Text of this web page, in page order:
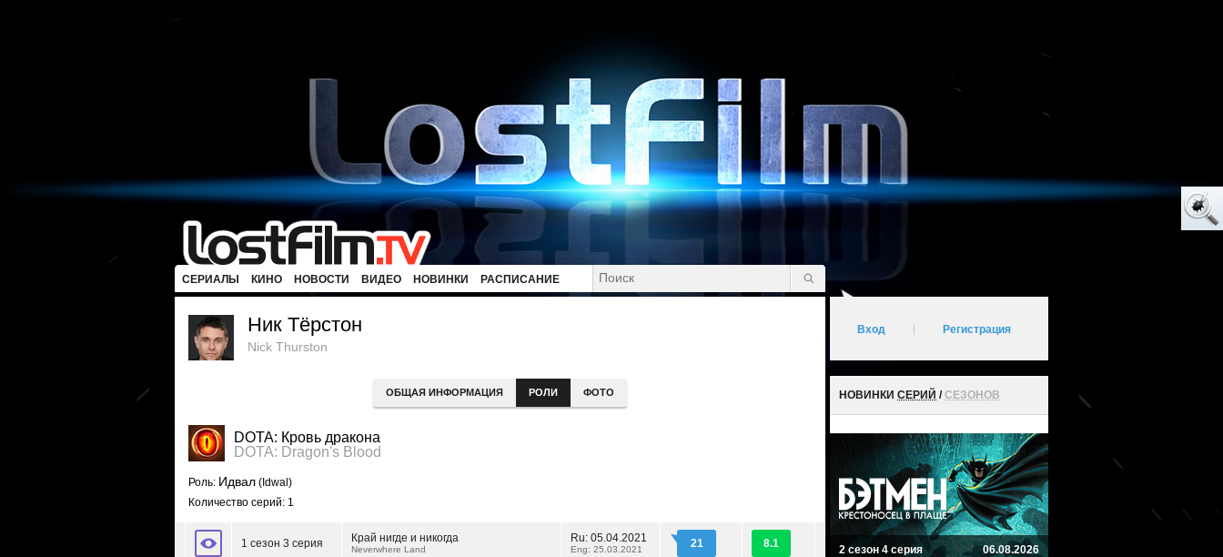
СЕРИАЛЫ КИНО НОВОСТИ ВИДЕО НОВИНКИ РАСПИСАНИЕ
Ник Тёрстон
Nick Thurston
ОБЩАЯ ИНФОРМАЦИЯ РОЛИ ФОТО
DOTA: Кровь дракона
DOTA: Dragon's Blood
Роль: Идвал (Idwal)
Количество серий: 1
1 сезон 3 серия Край нигде и никогда
Neverwhere Land
Ru: 05.04.2021
Eng: 25.03.2021 21 8.1
Вход Регистрация
НОВИНКИ СЕРИЙ /СЕЗОНОВ
2 сезон 4 серия 06.08.2026